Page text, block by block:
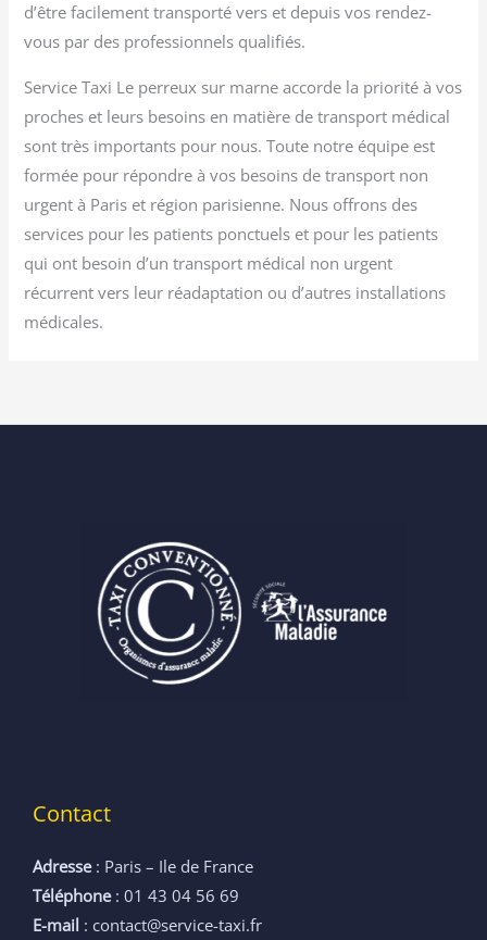
d’être facilement transporté vers et depuis vos rendez-
vous par des professionnels qualifiés.
Service Taxi Le perreux sur marne accorde la priorité à vos
proches et leurs besoins en matière de transport médical
sont très importants pour nous. Toute notre équipe est
formée pour répondre à vos besoins de transport non
urgent à Paris et région parisienne. Nous offrons des
services pour les patients ponctuels et pour les patients
qui ont besoin d’un transport médical non urgent
récurrent vers leur réadaptation ou d’autres installations
médicales.
Contact
Adresse: Paris – Ile de France
Téléphone: 01 43 04 56 69
E-mail : contact@service-taxi.fr